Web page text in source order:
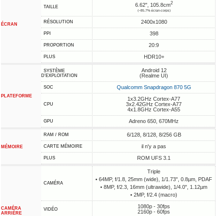
ÉCRAN
TAILLE 6.62", 105.8cm2
(~85.7% écran-corps)
RÉSOLUTION 2400x1080
PPI 398
PROPORTION 20:9
PLUS HDR10+
PLATEFORME
SYSTÈME
D'EXPLOITATION
Android 12
(Realme UI)
SOC Qualcomm Snapdragon 870 5G
CPU
1x3.2GHz Cortex-A77
3x2.42GHz Cortex-A77
4x1.8GHz Cortex-A55
GPU Adreno 650, 670MHz
MÉMOIRE
RAM / ROM 6/128, 8/128, 8/256 GB
CARTE MÉMOIRE il n'y a pas
PLUS ROM UFS 3.1
CAMÉRA
ARRIÈRE
CAMÉRA
Triple
• 64MP, f/1.8, 25mm (wide), 1/1.73", 0.8µm, PDAF
• 8MP, f/2.3, 16mm (ultrawide), 1/4.0", 1.12µm
• 2MP, f/2.4 (macro)
VIDÉO
1080p - 30fps
2160p - 60fps